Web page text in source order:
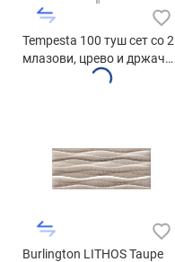
Tempesta 100 туш сет со 2
млазови, црево и држач
Burlington LITHOS Taupe